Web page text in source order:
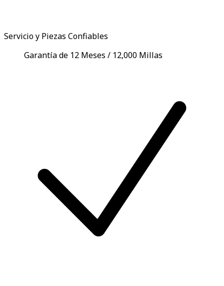
Servicio y Piezas Confiables
Garantía de 12 Meses / 12,000 Millas